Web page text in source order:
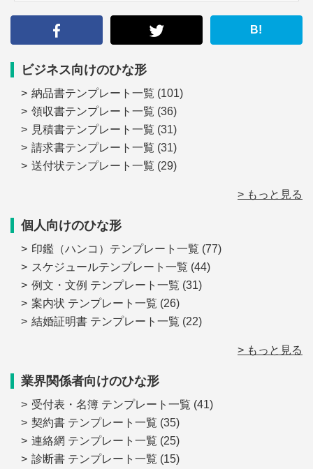
B!
ビジネス向けのひな形
納品書テンプレート一覧 (101)
領収書テンプレート一覧 (36)
見積書テンプレート一覧 (31)
請求書テンプレート一覧 (31)
送付状テンプレート一覧 (29)
> もっと見る
個人向けのひな形
印鑑（ハンコ）テンプレート一覧 (77)
スケジュールテンプレート一覧 (44)
例文・文例 テンプレート一覧 (31)
案内状 テンプレート一覧 (26)
結婚証明書 テンプレート一覧 (22)
> もっと見る
業界関係者向けのひな形
受付表・名簿 テンプレート一覧 (41)
契約書 テンプレート一覧 (35)
連絡網 テンプレート一覧 (25)
診断書 テンプレート一覧 (15)